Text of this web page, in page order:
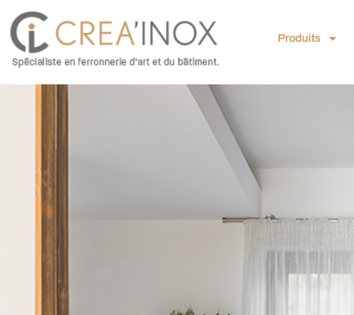
Produits